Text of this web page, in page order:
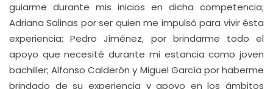
guiarme durante mis inicios en dicha competencia;
Adriana Salinas por ser quien me impulsó para vivir ésta
experiencia; Pedro Jiménez, por brindarme todo el
apoyo que necesité durante mi estancia como joven
bachiller; Alfonso Calderón y Miguel García por haberme
brindado de su experiencia y apoyo en los ámbitos